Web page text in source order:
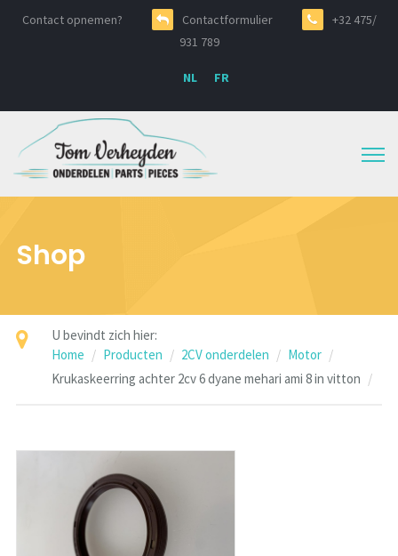
Contact opnemen? Contactformulier
+32 475/
931 789
NL FR
Shop
U bevindt zich hier:
Home
Producten 2CV onderdelen
Motor
Krukaskeerring achter 2cv 6 dyane mehari ami 8 in vitton